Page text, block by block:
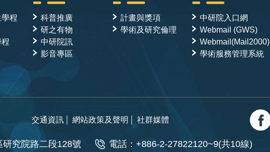
程
科普推廣
研之有物
中研院訊
影音專區
計畫與獎項
學術及研究倫理
中研院入口網
Webmail (GWS)
Webmail(Mail2000)
學術服務管理系統
交通資訊 網站政策及聲明 社群媒體
究院路二段128號 電話：+886-2-27822120~9(共10線)